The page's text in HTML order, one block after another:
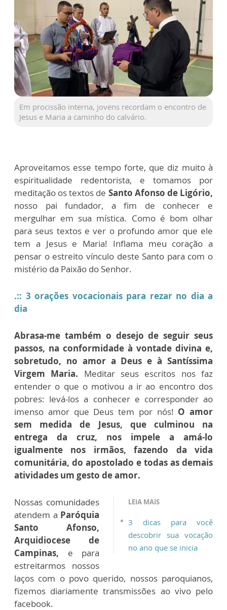
Em procissão interna, jovens recordam o encontro de
Jesus e Maria a caminho do calvário.
Aproveitamos esse tempo forte, que diz muito à
espiritualidade redentorista, e tomamos por
meditação os textos de Santo Afonso de Ligório,
nosso pai fundador, a fim de conhecer e
mergulhar em sua mística. Como é bom olhar
para seus textos e ver o profundo amor que ele
tem a Jesus e Maria! Inflama meu coração a
pensar o estreito vínculo deste Santo para com o
mistério da Paixão do Senhor.
.:: 3 orações vocacionais para rezar no dia a
dia
Abrasa-me também o desejo de seguir seus
passos, na conformidade à vontade divina e,
sobretudo, no amor a Deus e à Santíssima
Virgem Maria. Meditar seus escritos nos faz
entender o que o motivou a ir ao encontro dos
pobres: levá-los a conhecer e corresponder ao
imenso amor que Deus tem por nós! O amor
sem medida de Jesus, que culminou na
entrega da cruz, nos impele a amá-lo
igualmente nos irmãos, fazendo da vida
comunitária, do apostolado e todas as demais
atividades um gesto de amor.
LEIA MAIS
3 dicas para você
descobrir sua vocação
no ano que se inicia
Nossas comunidades
atendem a Paróquia
Santo Afonso,
Arquidiocese de
Campinas, e para
estreitarmos nossos
laços com o povo querido, nossos paroquianos,
fizemos diariamente transmissões ao vivo pelo
facebook.